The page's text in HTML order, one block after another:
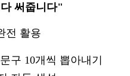
써줍니다"
전 활용
구 10개씩 뽑아내기